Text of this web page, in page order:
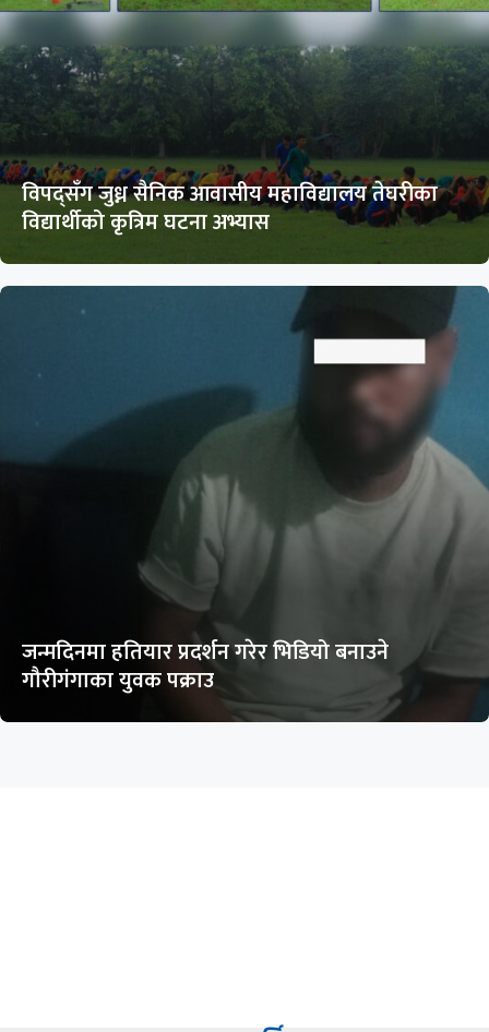
विपद्सँग जुध्न सैनिक आवासीय महाविद्यालय तेघरीका
विद्यार्थीको कृत्रिम घटना अभ्यास
जन्मदिनमा हतियार प्रदर्शन गरेर भिडियो बनाउने
गौरीगंगाका युवक पक्राउ